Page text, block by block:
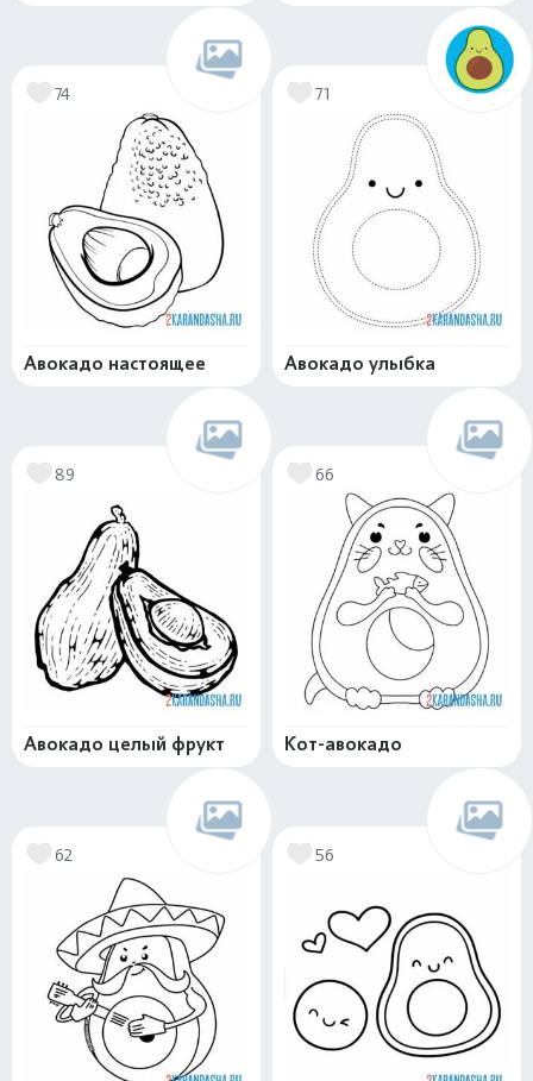
74
Авокадо настоящее
71
Авокадо улыбка
89
Авокадо целый фрукт
66
Кот-авокадо
62 56